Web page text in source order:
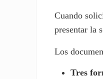
Cuando
presentar la
Los
Tres